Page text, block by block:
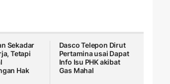
Sekadar
Tetapi
Hak
Dasco Telepon Dirut
Pertamina usai Dapat
Info Isu PHK akibat
Gas Mahal